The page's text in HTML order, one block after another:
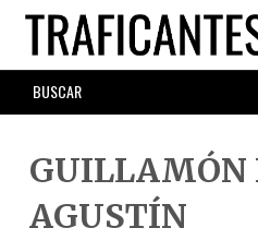
Skip
main
content
SEARCH
FORM
GUILLAMÓN
AGUSTÍN